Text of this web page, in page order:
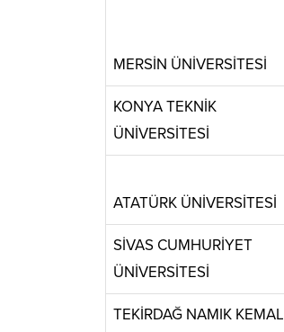
MERSİN ÜNİVERSİTESİ
KONYA TEKNİK
ÜNİVERSİTESİ
ATATÜRK ÜNİVERSİTESİ
SİVAS CUMHURİYET
ÜNİVERSİTESİ
TEKİRDAĞ NAMIK KEMAL